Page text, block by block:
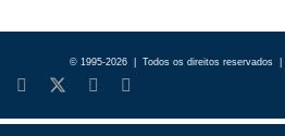
© 1995-2026 | Todos os direitos reservados |